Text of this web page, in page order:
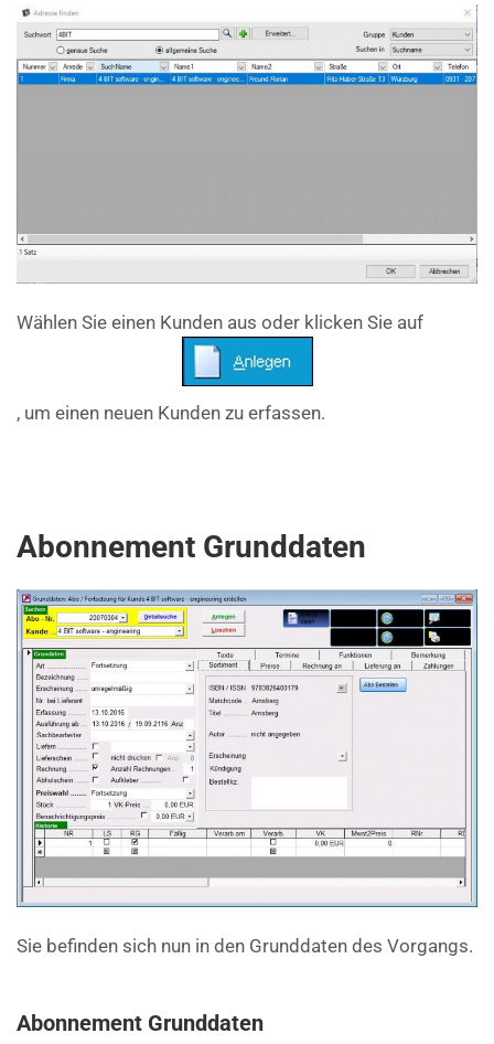
Wählen Sie einen Kunden aus oder klicken Sie auf
, um einen neuen Kunden zu erfassen.
Abonnement Grunddaten
Sie befinden sich nun in den Grunddaten des Vorgangs.
Abonnement Grunddaten